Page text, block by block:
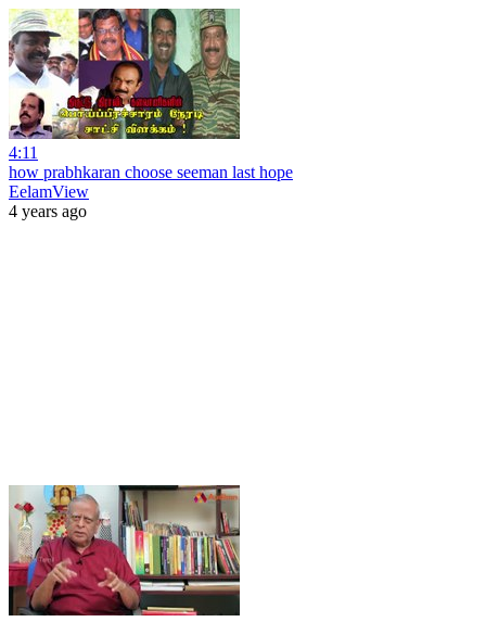
4:11
how prabhkaran choose seeman last hope
EelamView
4 years ago